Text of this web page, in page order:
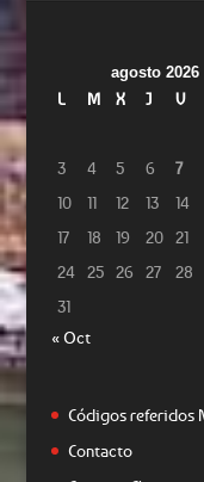
agosto 2026
L M X J V
3
4 5 6 7
10
11 12 13 14
17
18 19 20 21
24
25 26 27 28
31
« Oct
Códigos referidos
Contacto